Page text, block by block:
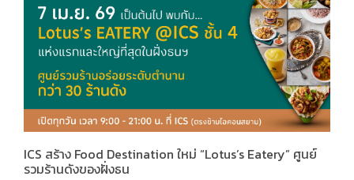
ICS สร้าง Food Destination ใหม่ “Lotus’s Eatery” ศูนย์
รวมร้านดังของฝั่งธน